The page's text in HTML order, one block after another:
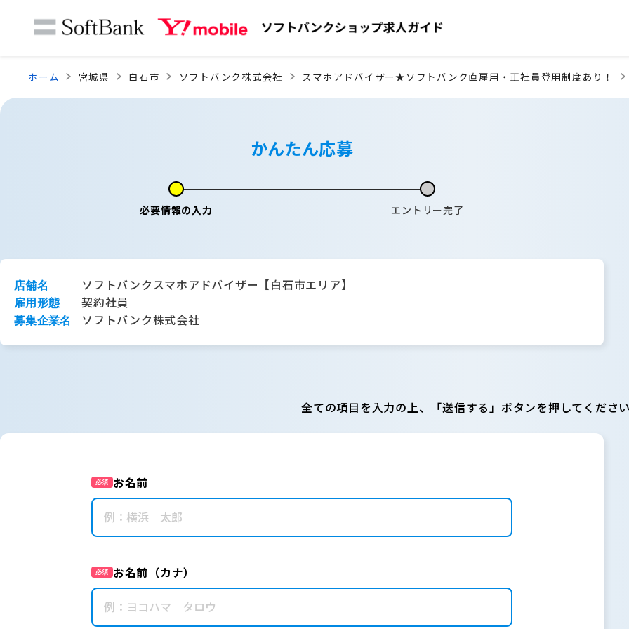
ホーム 宮城県 白石市 ソフトバンク株式会社 スマホアドバイザー★ソフトバンク直雇用・正社員登用制度あり！
かんたん応募
必要情報の入力 エントリー完了
店舗名 ソフトバンクスマホアドバイザー【白石市エリア】
雇用形態 契約社員
募集企業名 ソフトバンク株式会社
全ての項目を入力の上、「送信する」ボタンを押してくださ
必須 お名前
必須 お名前（カナ）